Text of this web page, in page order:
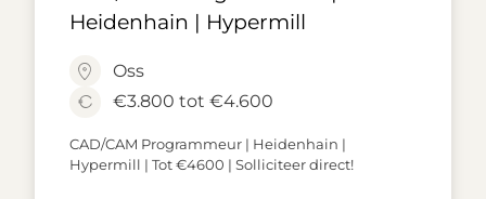
Heidenhain | Hypermill
Oss
€3.800 tot €4.600
CAD/CAM Programmeur | Heidenhain |
Hypermill | Tot €4600 | Solliciteer direct!